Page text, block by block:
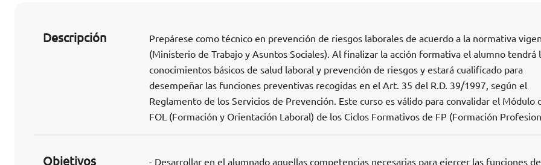
Descripción
Prepárese como técnico en prevención de riesgos laborales de acuerdo a la normativa
(Ministerio de Trabajo y Asuntos Sociales). Al finalizar la acción formativa el alumno tendrá
conocimientos básicos de salud laboral y prevención de riesgos y estará cualificado para
desempeñar las funciones preventivas recogidas en el Art. 35 del R.D. 39/1997, según el
Reglamento de los Servicios de Prevención. Este curso es válido para convalidar el Módulo
FOL (Formación y Orientación Laboral) de los Ciclos Formativos de FP (Formación
Objetivos
- Desarrollar en el alumnado aquellas competencias necesarias para ejercer las funciones de